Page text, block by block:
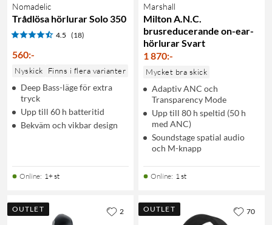
Nomadelic
Trådlösa hörlurar Solo 350
4.5 (18)
560:-
Nyskick Finns i flera varianter
Deep Bass-läge för extra
tryck
Upp till 60 h batteritid
Bekväm och vikbar design
Online: 1+ st
Marshall
Milton A.N.C.
brusreducerande on-ear-
hörlurar Svart
1 870:-
Mycket bra skick
Adaptiv ANC och
Transparency Mode
Upp till 80 h speltid (50 h
med ANC)
Soundstage spatial audio
och M-knapp
Online: 1 st
OUTLET 2 OUTLET 70